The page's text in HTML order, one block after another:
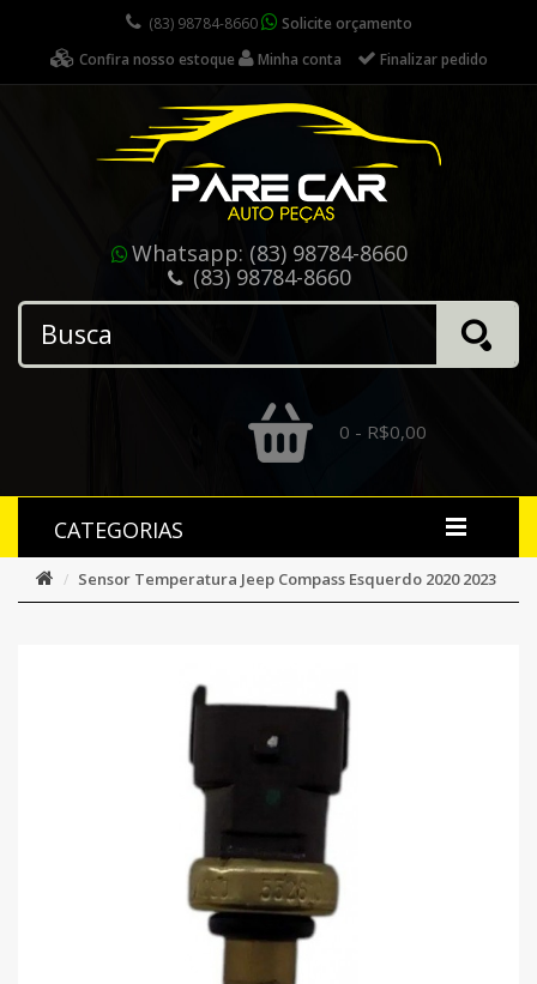
(83) 98784-8660
Solicite orçamento
Confira nosso estoque
Minha conta Finalizar pedido
Whatsapp: (83) 98784-8660
(83) 98784-8660
0 - R$0,00
CATEGORIAS
Sensor Temperatura Jeep Compass Esquerdo 2020 2023